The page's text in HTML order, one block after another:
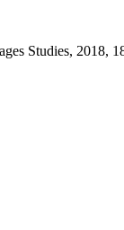
Studies, 2018,